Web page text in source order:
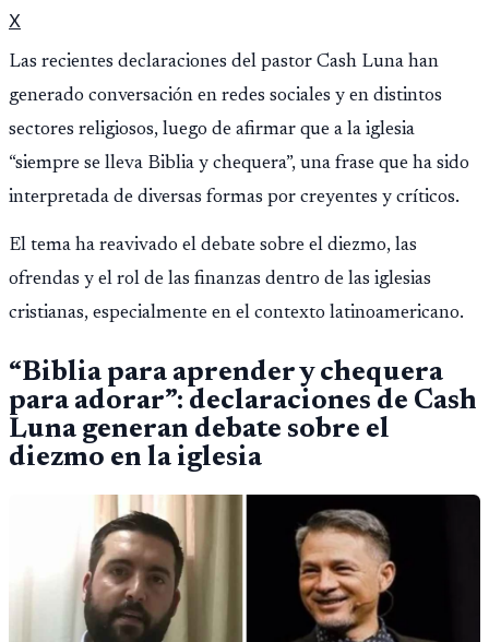
X
Las recientes declaraciones del pastor Cash Luna han
generado conversación en redes sociales y en distintos
sectores religiosos, luego de afirmar que a la iglesia
“siempre se lleva Biblia y chequera”, una frase que ha sido
interpretada de diversas formas por creyentes y críticos.
El tema ha reavivado el debate sobre el diezmo, las
ofrendas y el rol de las finanzas dentro de las iglesias
cristianas, especialmente en el contexto latinoamericano.
“Biblia para aprender y chequera
para adorar”: declaraciones de Cash
Luna generan debate sobre el
diezmo en la iglesia